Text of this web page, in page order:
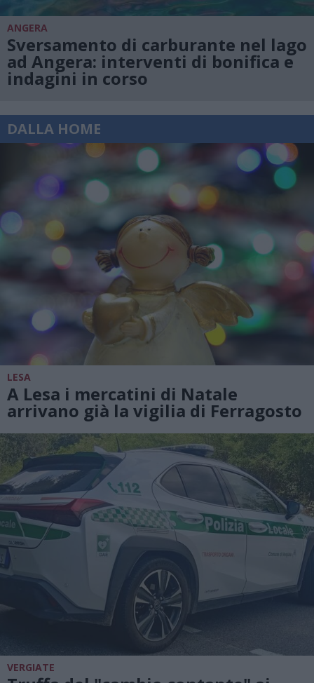
ANGERA
Sversamento di carburante nel lago
ad Angera: interventi di bonifica e
indagini in corso
DALLA HOME
LESA
A Lesa i mercatini di Natale
arrivano già la vigilia di Ferragosto
VERGIATE